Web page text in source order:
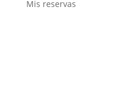
Mis reservas